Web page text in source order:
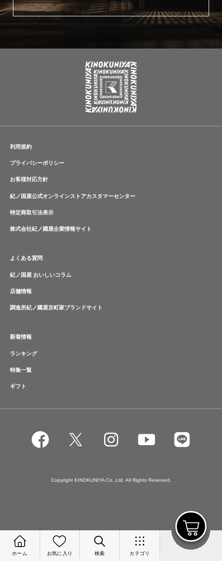
ホーム お気に入り 検索 カテゴリ
利用規約
プライバシーポリシー
お客様対応方針
紀ノ国屋公式オンラインストアカスタマーセンター
特定商取引法表示
株式会社紀ノ國屋企業情報サイト
よくある質問
紀ノ国屋 おいしいコラム
店舗情報
調進所紀ノ國屋京町家ブランドサイト
新着情報
ランキング
特集一覧
ギフト
Copyright KINOKUNIYA Co.,Ltd. All Rights Reserved.